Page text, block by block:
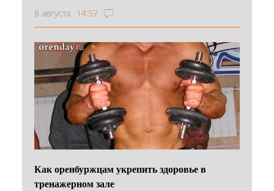
8 августа 14:57
Как оренбуржцам укрепить здоровье в
тренажерном зале